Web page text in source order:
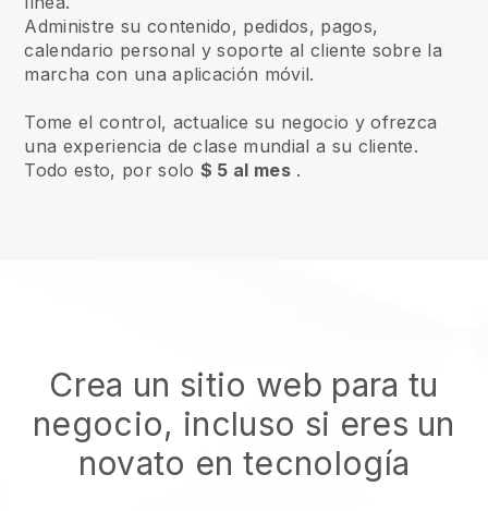
Administre su contenido, pedidos, pagos,
calendario personal y soporte al cliente sobre la
marcha con una aplicación móvil.
Tome el control, actualice su negocio y ofrezca
una experiencia de clase mundial a su cliente.
Todo esto, por solo $ 5 al mes .
Crea un sitio web para tu
negocio, incluso si eres un
novato en tecnología